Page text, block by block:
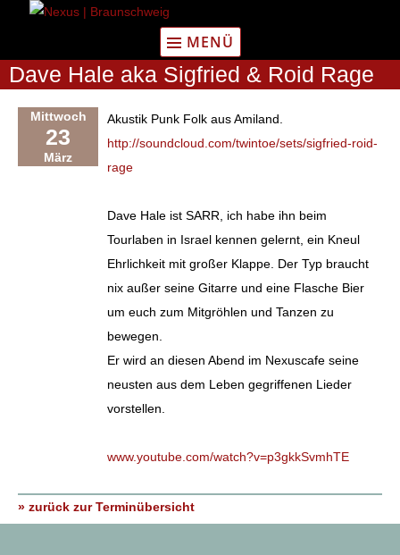
springen
MENÜ
Dave Hale aka Sigfried & Roid Rage
Mittwoch
23
März
Akustik Punk Folk aus Amiland.
http://soundcloud.com/twintoe/sets/sigfried-roid-
rage
Dave Hale ist SARR, ich habe ihn beim
Tourlaben in Israel kennen gelernt, ein Kneul
Ehrlichkeit mit großer Klappe. Der Typ braucht
nix außer seine Gitarre und eine Flasche Bier
um euch zum Mitgröhlen und Tanzen zu
bewegen.
Er wird an diesen Abend im Nexuscafe seine
neusten aus dem Leben gegriffenen Lieder
vorstellen.
www.youtube.com/watch?v=p3gkkSvmhTE
» zurück zur Terminübersicht